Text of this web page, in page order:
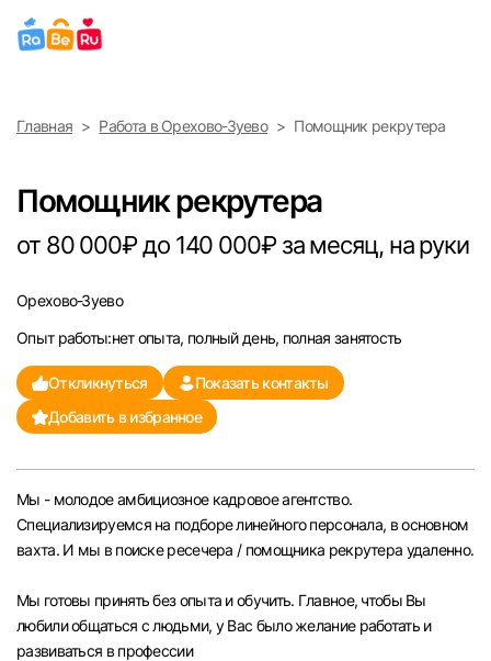
Выберите город
Санкт-Петербург
Ижевск
Екатеринбург
Саратов
Казань
Челябинск
Самара
Главная Работа в Орехово-Зуево Помощник рекрутера
Помощник рекрутера
от 80 000₽ до 140 000₽ за месяц, на руки
Орехово-Зуево
Опыт работы:нет опыта, полный день, полная занятость
Откликнуться
Показать контакты
Добавить в избранное
Мы - молодое амбициозное кадровое агентство.
Специализируемся на подборе линейного персонала, в основном
вахта. И мы в поиске ресечера / помощника рекрутера удаленно.
Мы готовы принять без опыта и обучить. Главное, чтобы Вы
любили общаться с людьми, у Вас было желание работать и
развиваться в профессии